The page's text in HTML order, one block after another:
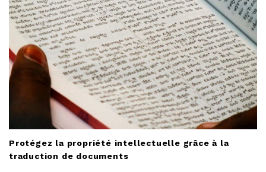
Protégez la propriété intellectuelle grâce à la
traduction de documents